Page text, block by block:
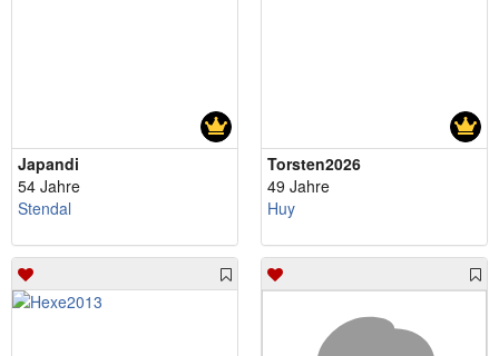
Japandi
54 Jahre
Stendal
Torsten2026
49 Jahre
Huy